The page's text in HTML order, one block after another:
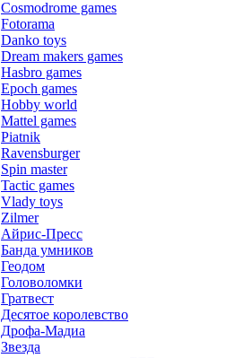
Cosmodrome games
Fotorama
Danko toys
Dream makers games
Hasbro games
Epoch games
Hobby world
Mattel games
Piatnik
Ravensburger
Spin master
Tactic games
Vlady toys
Zilmer
Айрис-Пресс
Банда умников
Геодом
Головоломки
Гратвест
Десятое королевство
Дрофа-Мадиа
Звезда